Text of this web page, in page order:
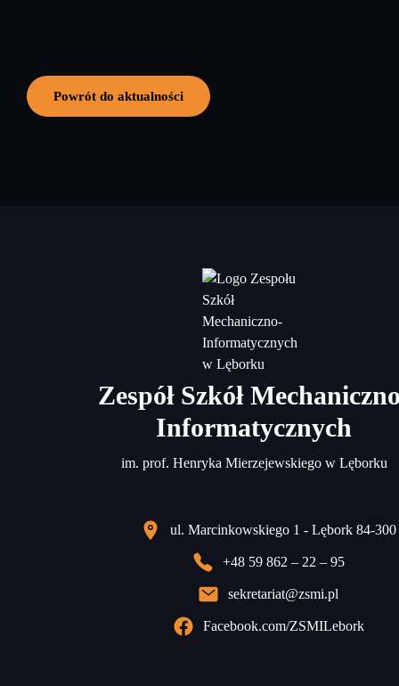
Powrót do aktualności
Zespół Szkół
Informatycznych
im. prof. Henryka Mierzejewskiego w Lęborku
ul. Marcinkowskiego 1 - Lębork 84-300
+48 59 862 – 22 – 95
sekretariat@zsmi.pl
Facebook.com/ZSMILebork